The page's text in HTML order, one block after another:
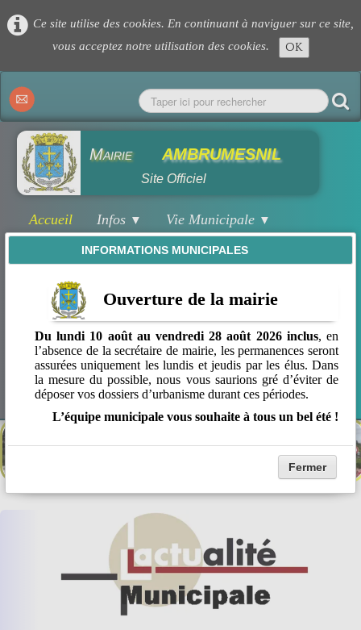
Ce site utilise des cookies. En continuant à naviguer sur ce site,
vous acceptez notre utilisation des cookies.
OK
Mairie AMBRUMESNIL
Site Officiel
Accueil Infos ▼ Vie Municipale ▼
Economie▼ Infos Pratiques▼
Urbanisme
Associations▼ Salles▼
Agenda/Festivités▼ Sport/Culture▼
Environnement▼ Tourisme ▼ Patrimoine
INFORMATIONS MUNICIPALES
Ouverture de la mairie
Du lundi 10 août au vendredi 28 août 2026 inclus, en
l’absence de la secrétaire de mairie, les permanences seront
assurées uniquement les lundis et jeudis par les élus. Dans
la mesure du possible, nous vous saurions gré d’éviter de
déposer vos dossiers d’urbanisme durant ces périodes.
L’équipe municipale vous souhaite à tous un bel été !
Fermer